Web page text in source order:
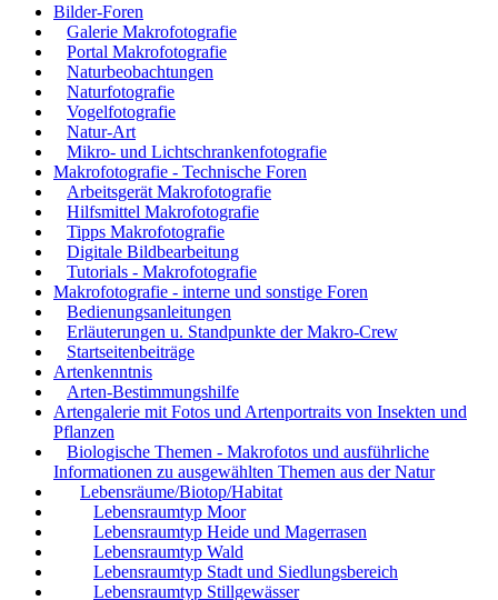
Bilder-Foren
Galerie Makrofotografie
Portal Makrofotografie
Naturbeobachtungen
Naturfotografie
Vogelfotografie
Natur-Art
Mikro- und Lichtschrankenfotografie
Makrofotografie - Technische Foren
Arbeitsgerät Makrofotografie
Hilfsmittel Makrofotografie
Tipps Makrofotografie
Digitale Bildbearbeitung
Tutorials - Makrofotografie
Makrofotografie - interne und sonstige Foren
Bedienungsanleitungen
Erläuterungen u. Standpunkte der Makro-Crew
Startseitenbeiträge
Artenkenntnis
Arten-Bestimmungshilfe
Artengalerie mit Fotos und Artenportraits von Insekten und
Pflanzen
Biologische Themen - Makrofotos und ausführliche
Informationen zu ausgewählten Themen aus der Natur
Lebensräume/Biotop/Habitat
Lebensraumtyp Moor
Lebensraumtyp Heide und Magerrasen
Lebensraumtyp Wald
Lebensraumtyp Stadt und Siedlungsbereich
Lebensraumtyp Stillgewässer